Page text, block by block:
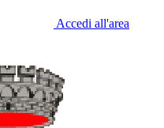
Accedi all'area